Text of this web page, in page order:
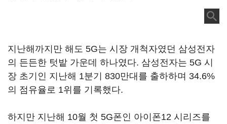
지난해까지만 해도 5G는 시장 개척자였던 삼성전자
의 든든한 텃밭 가운데 하나였다. 삼성전자는 5G 시
장 초기인 지난해 1분기 830만대를 출하하며 34.6%
의 점유율로 1위를 기록했다.
하지만 지난해 10월 첫 5G폰인 아이폰12 시리즈를